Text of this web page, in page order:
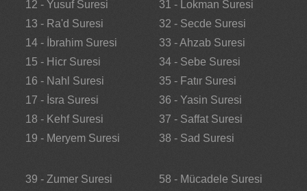
12 - Yusuf Suresi
13 - Ra'd Suresi
14 - İbrahim Suresi
15 - Hicr Suresi
16 - Nahl Suresi
17 - İsra Suresi
18 - Kehf Suresi
19 - Meryem Suresi
31 - Lokman Suresi
32 - Secde Suresi
33 - Ahzab Suresi
34 - Sebe Suresi
35 - Fatır Suresi
36 - Yasin Suresi
37 - Saffat Suresi
38 - Sad Suresi
39 - Zumer Suresi
58 - Mücadele Suresi